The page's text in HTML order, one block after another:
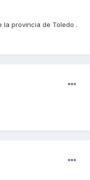
la provincia de Toledo .